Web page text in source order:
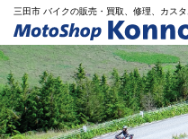
三田市 バイクの販売・買取、修理、カス